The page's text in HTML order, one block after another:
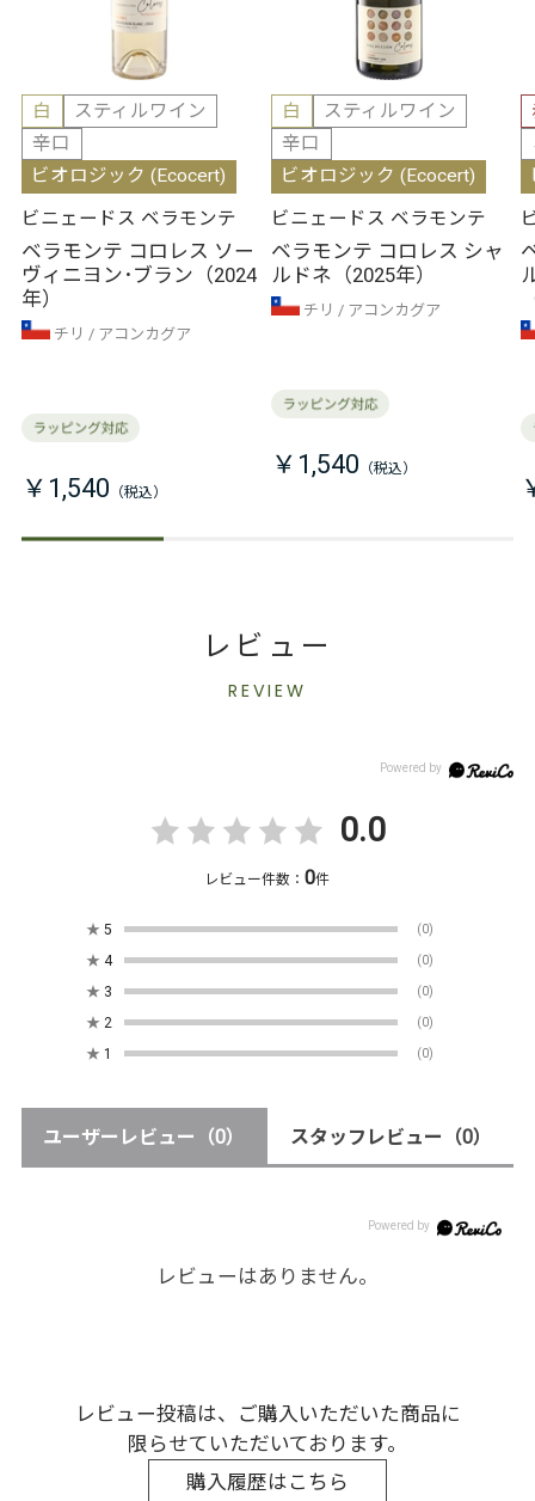
白
スティルワイン
辛口
ビオロジック (Ecocert)
ビニェードス ベラモンテ
ベラモンテ コロレス ソー
ヴィニヨン･ブラン（2024
年）
チリ アコンカグア
￥1,540
白
スティルワイン
辛口
ビオロジック (Ecocert)
ビニェードス ベラモンテ
ベラモンテ コロレス シャ
ルドネ（2025年）
チリ アコンカグア
￥1,540
レビュー
REVIEW
0.0
レビュー件数：0件
★ 5 (0)
★ 4 (0)
★ 3 (0)
★ 2 (0)
★ 1 (0)
ユーザーレビュー （0） スタッフレビュー （0）
レビューはありません。
レビュー投稿は、ご購入いただいた商品に
限らせていただいております。
購入履歴はこちら